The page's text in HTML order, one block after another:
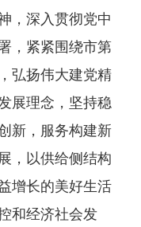
，深入贯彻党中
，紧紧围绕市第
弘扬伟大建党精
展理念，坚持稳
新，服务构建新
，以供给侧结构
增长的美好生活
和经济社会发